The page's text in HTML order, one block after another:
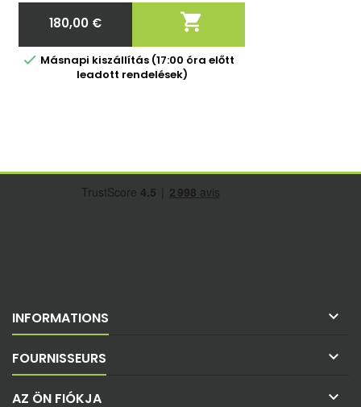
Ár
180,00 € 
 Másnapi kiszállítás (17:00 óra előtt
leadott rendelések)
INFORMATIONS 
FOURNISSEURS 
AZ ÖN FIÓKJA 